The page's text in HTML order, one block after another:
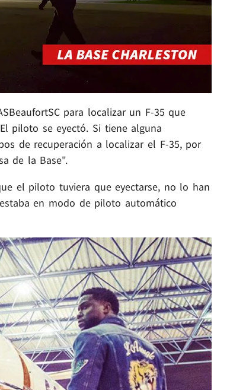
para localizar un F-35 que
piloto se eyectó. Si tiene alguna
de recuperación a localizar el F-35, por
de la Base".
el piloto tuviera que eyectarse, no lo han
en modo de piloto automático